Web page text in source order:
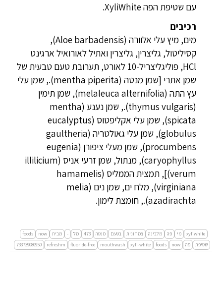
עם שטיפת הפה XyliWhite.
רכיבים
מים, מיץ עלי אלוורה (Aloe barbadensis),
קסיליטול, גליצרין, גליצרין ואתיל לאורואיל ארגינט
HCl, פוליגליצריל-10 לאורט, תערובת טעם טבעית של
שמן אתרי [שמן מנטה (mentha piperita)., שמן עלי
עץ התה (melaleuca alternifolia), שמן תימין
(thymus vulgaris)., שמן נענע (mentha
spicata), שמן עלי אקליפטוס (eucalyptus
globulus), שמן עלי גאולטריה (gaultheria
procumbens), שמן מעלי ציפורן (eugenia
caryophyllus), מנתול, שמן זרעי אניס (illilicium
verum)], תמצית הממליס (hamamelis
virginiana), מלח ים, שמן נים (melia
azadirachta)., חומצת לימון.
xyliwhite מי פה מלבינה צמחונית בטעם מנטה 473 מל - מבית now
foods
שטיפת
פה now
foods
xyli-white
mouthwash
fluoride-free
refreshm
733739080950